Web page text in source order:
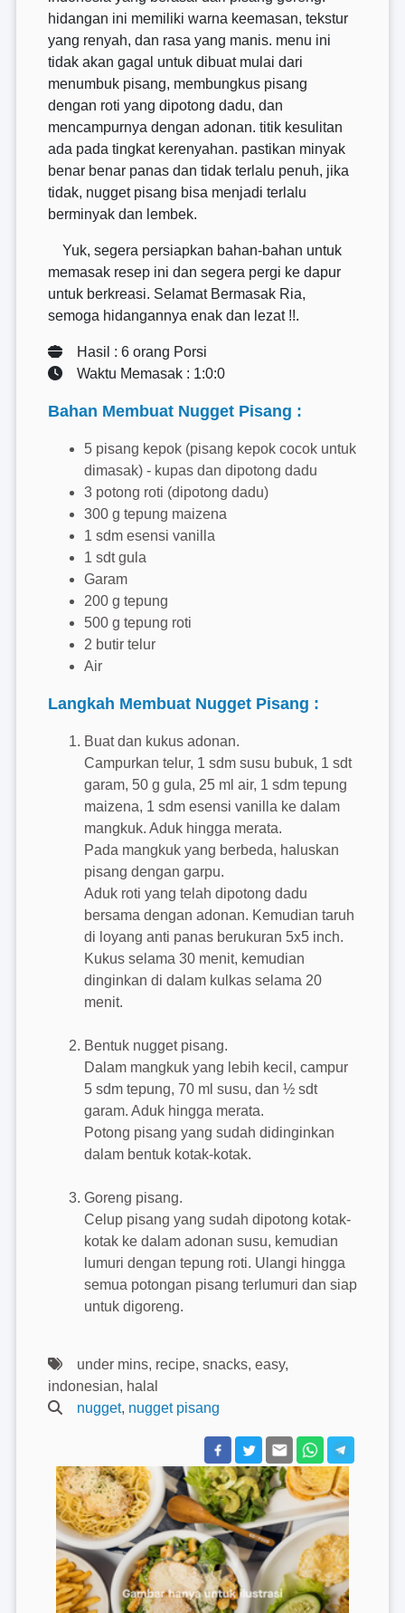
hidangan ini memiliki warna keemasan, tekstur
yang renyah, dan rasa yang manis. menu ini
tidak akan gagal untuk dibuat mulai dari
menumbuk pisang, membungkus pisang
dengan roti yang dipotong dadu, dan
mencampurnya dengan adonan. titik kesulitan
ada pada tingkat kerenyahan. pastikan minyak
benar benar panas dan tidak terlalu penuh, jika
tidak, nugget pisang bisa menjadi terlalu
berminyak dan lembek.
Yuk, segera persiapkan bahan-bahan untuk
memasak resep ini dan segera pergi ke dapur
untuk berkreasi. Selamat Bermasak Ria,
semoga hidangannya enak dan lezat !!.
Hasil : 6 orang Porsi
Waktu Memasak : 1:0:0
Bahan Membuat Nugget Pisang :
5 pisang kepok (pisang kepok cocok untuk
dimasak) - kupas dan dipotong dadu
3 potong roti (dipotong dadu)
300 g tepung maizena
1 sdm esensi vanilla
1 sdt gula
Garam
200 g tepung
500 g tepung roti
2 butir telur
Air
Langkah Membuat Nugget Pisang :
Buat dan kukus adonan.
Campurkan telur, 1 sdm susu bubuk, 1 sdt
garam, 50 g gula, 25 ml air, 1 sdm tepung
maizena, 1 sdm esensi vanilla ke dalam
mangkuk. Aduk hingga merata.
Pada mangkuk yang berbeda, haluskan
pisang dengan garpu.
Aduk roti yang telah dipotong dadu
bersama dengan adonan. Kemudian taruh
di loyang anti panas berukuran 5x5 inch.
Kukus selama 30 menit, kemudian
dinginkan di dalam kulkas selama 20
menit.
Bentuk nugget pisang.
Dalam mangkuk yang lebih kecil, campur
5 sdm tepung, 70 ml susu, dan ½ sdt
garam. Aduk hingga merata.
Potong pisang yang sudah didinginkan
dalam bentuk kotak-kotak.
Goreng pisang.
Celup pisang yang sudah dipotong kotak-
kotak ke dalam adonan susu, kemudian
lumuri dengan tepung roti. Ulangi hingga
semua potongan pisang terlumuri dan siap
untuk digoreng.
under mins, recipe, snacks, easy,
indonesian, halal
nugget, nugget pisang